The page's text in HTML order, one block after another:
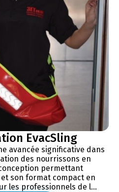
EvacSling
avancée significative dans
des nourrissons en
permettant
son format compact en
les professionnels de l...